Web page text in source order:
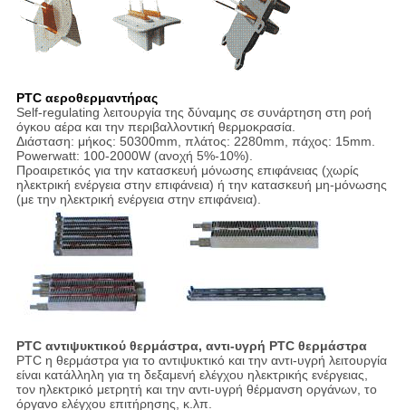
PTC αεροθερμαντήρας
Self-regulating λειτουργία της δύναμης σε συνάρτηση στη ροή
όγκου αέρα και την περιβαλλοντική θερμοκρασία.
Διάσταση: μήκος: 50300mm, πλάτος: 2280mm, πάχος: 15mm.
Powerwatt: 100-2000W (ανοχή 5%-10%).
Προαιρετικός για την κατασκευή μόνωσης επιφάνειας (χωρίς
ηλεκτρική ενέργεια στην επιφάνεια) ή την κατασκευή μη-μόνωσης
(με την ηλεκτρική ενέργεια στην επιφάνεια).
PTC αντιψυκτικού θερμάστρα, αντι-υγρή PTC θερμάστρα
PTC η θερμάστρα για το αντιψυκτικό και την αντι-υγρή λειτουργία
είναι κατάλληλη για τη δεξαμενή ελέγχου ηλεκτρικής ενέργειας,
τον ηλεκτρικό μετρητή και την αντι-υγρή θέρμανση οργάνων, το
όργανο ελέγχου επιτήρησης, κ.λπ.